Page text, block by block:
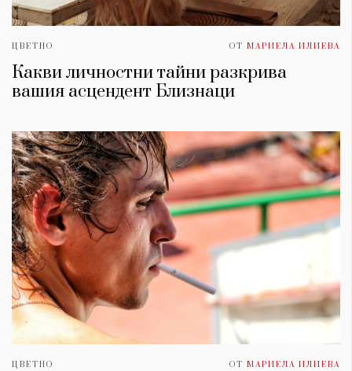
ЦВЕТНО ОТ МАРИЕЛА ИЛИЕВА
Какви личностни тайни разкрива
вашия асцендент Близнаци
ЦВЕТНО ОТ МАРИЕЛА ИЛИЕВА